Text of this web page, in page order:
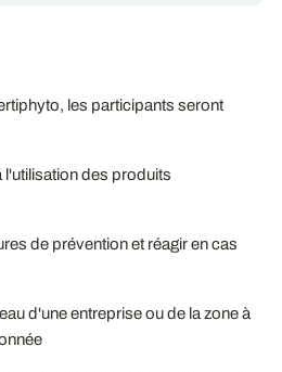
les participants seront
l'utilisation des produits
de prévention et réagir en cas
d'une entreprise ou de la zone à